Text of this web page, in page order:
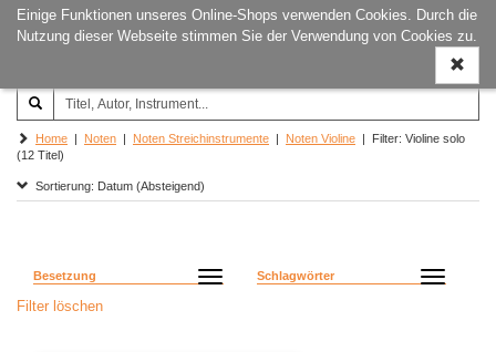
Einige Funktionen unseres Online-Shops verwenden Cookies. Durch die
Nutzung dieser Webseite stimmen Sie der Verwendung von Cookies zu.
ein-/
Joachim‐Trekel‐Musikverlag,
Hamburg
Home | Noten | Noten Streichinstrumente | Noten Violine | Filter: Violine solo
(12 Titel)
Sortierung: Datum (Absteigend)
Besetzung Schlagwörter
Filter löschen